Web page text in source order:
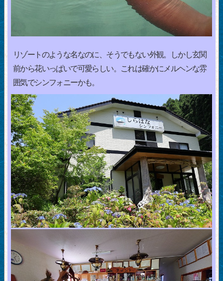
リゾートのような名なのに、そうでもない外観。しかし玄関
前から花いっぱいで可愛らしい。これは確かにメルヘンな雰
囲気でシンフォニーかも。